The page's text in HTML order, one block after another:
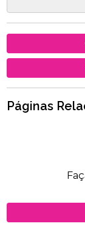
Páginas